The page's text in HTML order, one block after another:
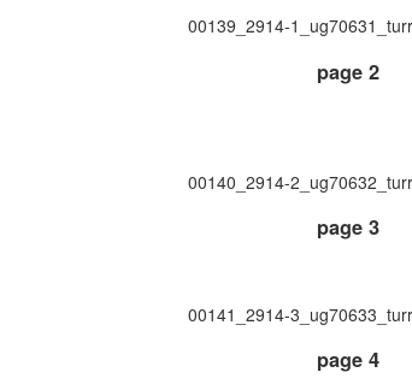
00139_2914-
page 2
00140_2914-
page 3
00141_2914-
page 4